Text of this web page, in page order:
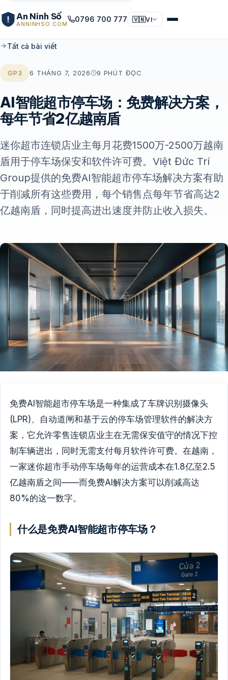
An Ninh Số
ANNINHSO.COM
0796 700 777 🇻🇳VI
Tất cả bài viết
GP3 6 THÁNG 7, 2026 9 PHÚT ĐỌC
AI智能超市停车场：免费解决方案，
每年节省2亿越南盾
迷你超市连锁店业主每月花费1500万-2500万越南
盾用于停车场保安和软件许可费。Việt Đức Trí
Group提供的免费AI智能超市停车场解决方案有助
于削减所有这些费用，每个销售点每年节省高达2
亿越南盾，同时提高进出速度并防止收入损失。
免费AI智能超市停车场是一种集成了车牌识别摄像头
(LPR)、自动道闸和基于云的停车场管理软件的解决方
案，它允许零售连锁店业主在无需保安值守的情况下控
制车辆进出，同时无需支付每月软件许可费。在越南，
一家迷你超市手动停车场每年的运营成本在1.8亿至2.5
亿越南盾之间——而免费AI解决方案可以削减高达
80%的这一数字。
什么是免费AI智能超市停车场？